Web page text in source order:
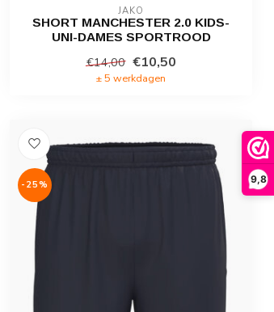
9,8
JAKO
SHORT MANCHESTER 2.0 KIDS-
UNI-DAMES SPORTROOD
€14,00 €10,50
± 5 werkdagen
-25%